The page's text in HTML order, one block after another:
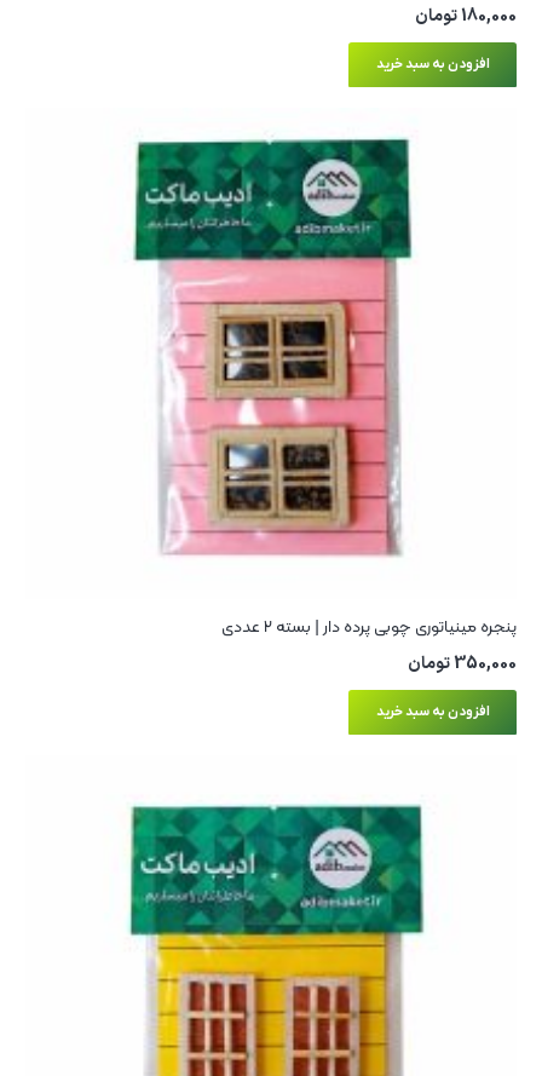
180,000تومان
افزودن به سبد خرید
پنجره مینیاتوری چوبی پرده‌ دار | بسته ۲ عددی
350,000تومان
افزودن به سبد خرید